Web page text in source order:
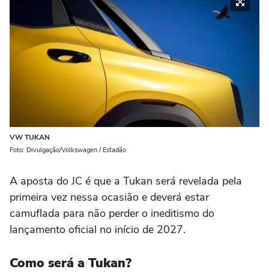
VW TUKAN
Foto: Divulgação/Volkswagen / Estadão
A aposta do JC é que a Tukan será revelada pela
primeira vez nessa ocasião e deverá estar
camuflada para não perder o ineditismo do
lançamento oficial no início de 2027.
Como será a Tukan?